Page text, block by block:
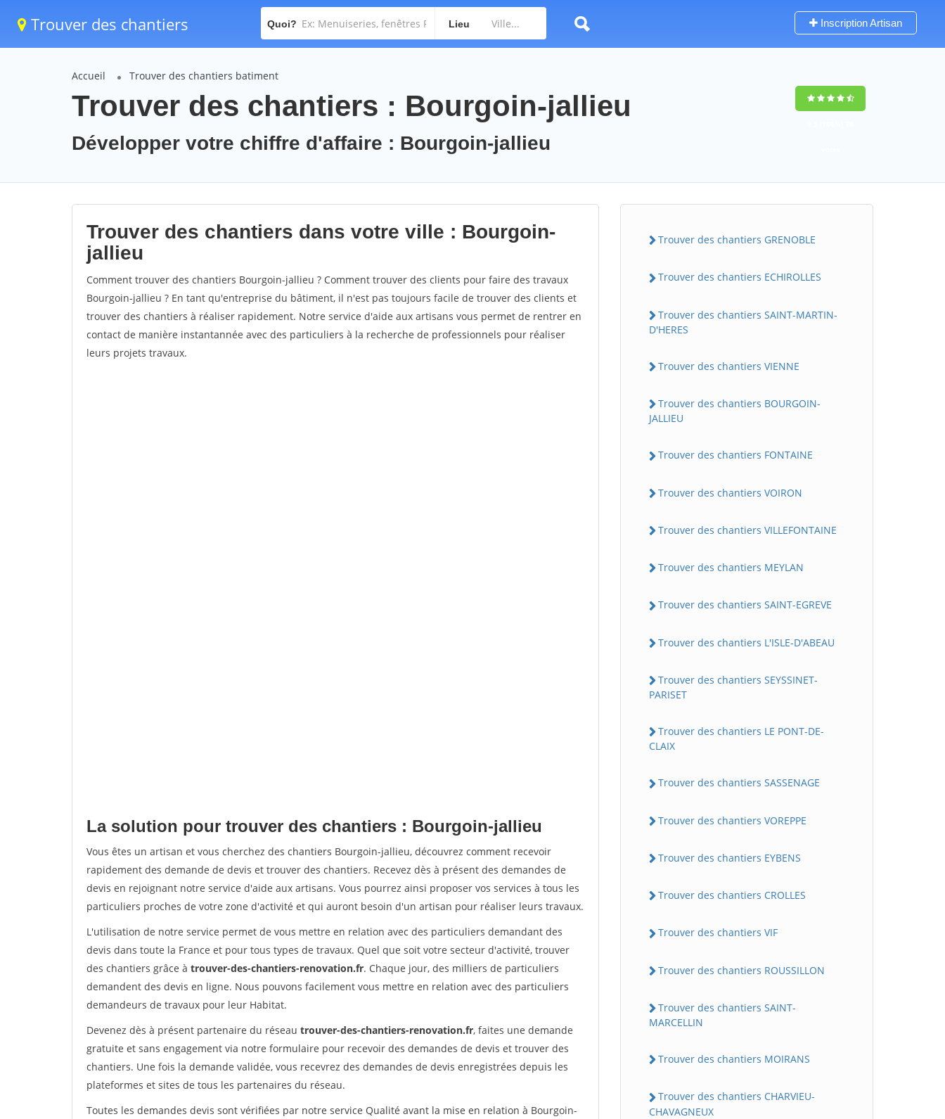
Trouver des chantiers Quoi? Lieu Inscription Artisan
Accueil Trouver des chantiers batiment
Trouver des chantiers : Bourgoin-jallieu
Développer votre chiffre d'affaire : Bourgoin-jallieu
Trouver des chantiers dans votre ville : Bourgoin-
jallieu
Comment trouver des chantiers Bourgoin-jallieu ? Comment trouver des clients pour faire des travaux
Bourgoin-jallieu ? En tant qu'entreprise du bâtiment, il n'est pas toujours facile de trouver des clients et
trouver des chantiers à réaliser rapidement. Notre service d'aide aux artisans vous permet de rentrer en
contact de manière instantannée avec des particuliers à la recherche de professionnels pour réaliser
leurs projets travaux.
La solution pour trouver des chantiers : Bourgoin-jallieu
Vous êtes un artisan et vous cherchez des chantiers Bourgoin-jallieu, découvrez comment recevoir
rapidement des demande de devis et trouver des chantiers. Recevez dès à présent des demandes de
devis en rejoignant notre service d'aide aux artisans. Vous pourrez ainsi proposer vos services à tous les
particuliers proches de votre zone d'activité et qui auront besoin d'un artisan pour réaliser leurs travaux.
L'utilisation de notre service permet de vous mettre en relation avec des particuliers demandant des
devis dans toute la France et pour tous types de travaux. Quel que soit votre secteur d'activité, trouver
des chantiers grâce à trouver-des-chantiers-renovation.fr. Chaque jour, des milliers de particuliers
demandent des devis en ligne. Nous pouvons facilement vous mettre en relation avec des particuliers
demandeurs de travaux pour leur Habitat.
Devenez dès à présent partenaire du réseau trouver-des-chantiers-renovation.fr, faites une demande
gratuite et sans engagement via notre formulaire pour recevoir des demandes de devis et trouver des
chantiers. Une fois la demande validée, vous recevrez des demandes de devis enregistrées depuis les
plateformes et sites de tous les partenaires du réseau.
Toutes les demandes devis sont vérifiées par notre service Qualité avant la mise en relation à Bourgoin-
Trouver des chantiers GRENOBLE
Trouver des chantiers ECHIROLLES
Trouver des chantiers SAINT-MARTIN-
D'HERES
Trouver des chantiers VIENNE
Trouver des chantiers BOURGOIN-
JALLIEU
Trouver des chantiers FONTAINE
Trouver des chantiers VOIRON
Trouver des chantiers VILLEFONTAINE
Trouver des chantiers MEYLAN
Trouver des chantiers SAINT-EGREVE
Trouver des chantiers L'ISLE-D'ABEAU
Trouver des chantiers SEYSSINET-
PARISET
Trouver des chantiers LE PONT-DE-
CLAIX
Trouver des chantiers SASSENAGE
Trouver des chantiers VOREPPE
Trouver des chantiers EYBENS
Trouver des chantiers CROLLES
Trouver des chantiers VIF
Trouver des chantiers ROUSSILLON
Trouver des chantiers SAINT-
MARCELLIN
Trouver des chantiers MOIRANS
Trouver des chantiers CHARVIEU-
CHAVAGNEUX